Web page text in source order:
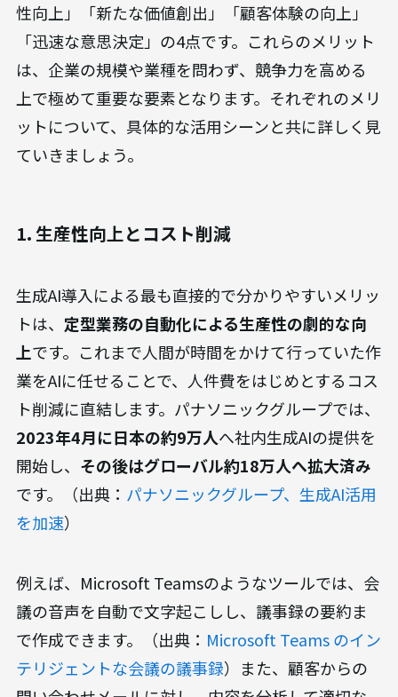
性向上」「新たな価値創出」「顧客体験の向上」
「迅速な意思決定」の4点です。これらのメリット
は、企業の規模や業種を問わず、競争力を高める
上で極めて重要な要素となります。それぞれのメリ
ットについて、具体的な活用シーンと共に詳しく見
ていきましょう。
1. 生産性向上とコスト削減
生成AI導入による最も直接的で分かりやすいメリッ
トは、 定型業務の自動化による生産性の劇的な向
上です。これまで人間が時間をかけて行っていた作
業をAIに任せることで、人件費をはじめとするコス
ト削減に直結します。パナソニックグループでは、
2023年4月に日本の約9万人へ社内生成AIの提供を
開始し、 その後はグローバル約18万人へ拡大済み
です。（出典： パナソニックグループ、生成AI活用
を加速）
例えば、Microsoft Teamsのようなツールでは、会
議の音声を自動で文字起こしし、議事録の要約ま
で作成できます。（出典： Microsoft Teams のイン
テリジェントな会議の議事録）また、顧客からの